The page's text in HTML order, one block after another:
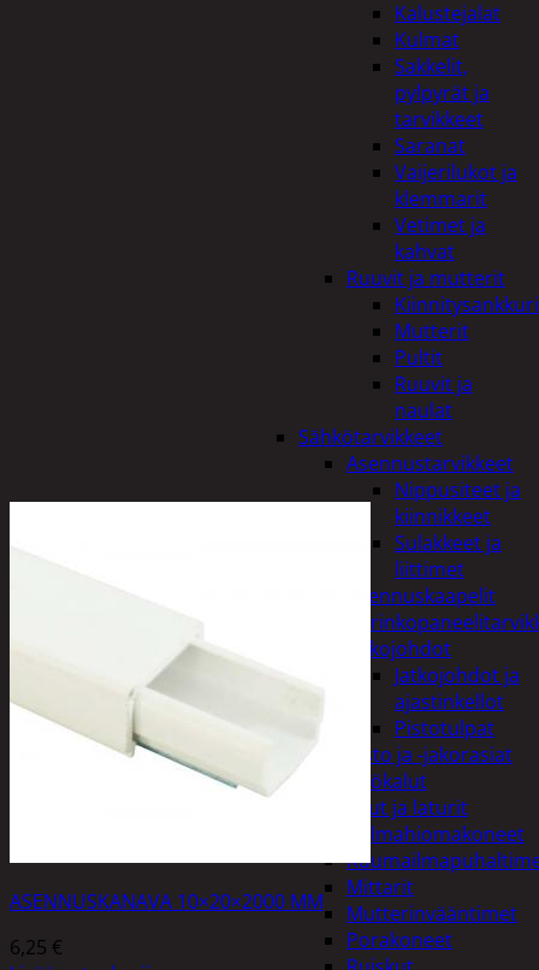
Kalustejalat
Kulmat
Sakkelit,
pylpyrät ja
tarvikkeet
Saranat
Vaijerilukot ja
klemmarit
Vetimet ja
kahvat
Ruuvit ja mutterit
Mutterit
Pultit
Ruuvit ja
naulat
Sähkötarvikkeet
Asennustarvikkeet
Nippusiteet ja
kiinnikkeet
Sulakkeet ja
liittimet
Asennuskaapelit
Jatkojohdot
Jatkojohdot ja
ajastinkellot
Pistotulpat
Pisto ja -jakorasiat
Sähkötyökalut
Akut ja laturit
Kulmahiomakoneet
Mittarit
Mutterinvääntimet
Porakoneet
ASENNUSKANAVA 10×20×2000 MM
6,25 €